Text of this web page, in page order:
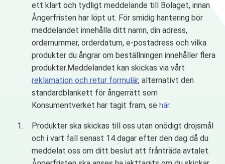
ett klart och tydligt meddelande till Bolaget, innan
Ångerfristen har löpt ut. För smidig hantering bör
meddelandet innehålla ditt namn, din adress,
ordernummer, orderdatum, e-postadress och vilka
produkter du ångrar om beställningen innehåller flera
produkter.Meddelandet kan skickas via vårt
reklamation och retur formulär, alternativt den
standardblankett för ångerrätt som
Konsumentverket har tagit fram, se här.
Produkter ska skickas till oss utan onödigt dröjsmål
och i vart fall senast 14 dagar efter den dag då du
meddelat oss om ditt beslut att frånträda avtalet.